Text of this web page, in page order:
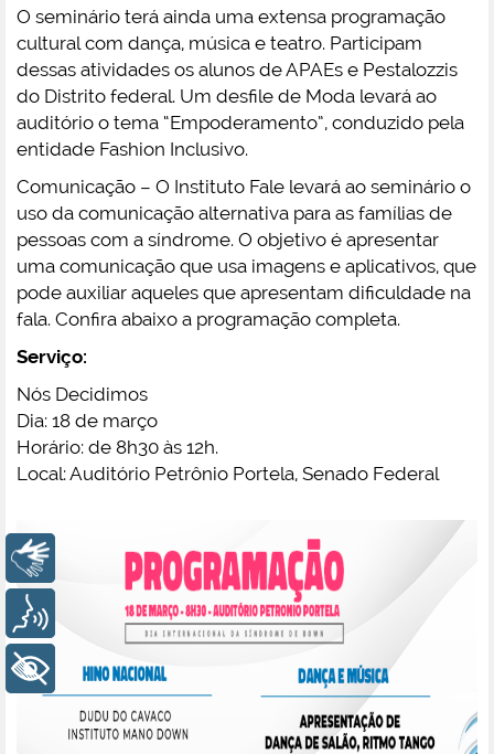
O seminário terá ainda uma extensa programação
cultural com dança, música e teatro. Participam
dessas atividades os alunos de APAEs e Pestalozzis
do Distrito federal. Um desfile de Moda levará ao
auditório o tema “Empoderamento”, conduzido pela
entidade Fashion Inclusivo.
Comunicação – O Instituto Fale levará ao seminário o
uso da comunicação alternativa para as famílias de
pessoas com a síndrome. O objetivo é apresentar
uma comunicação que usa imagens e aplicativos, que
pode auxiliar aqueles que apresentam dificuldade na
fala. Confira abaixo a programação completa.
Serviço:
Nós Decidimos
Dia: 18 de março
Horário: de 8h30 às 12h.
Local: Auditório Petrônio Portela, Senado Federal
+ Acessibilidade